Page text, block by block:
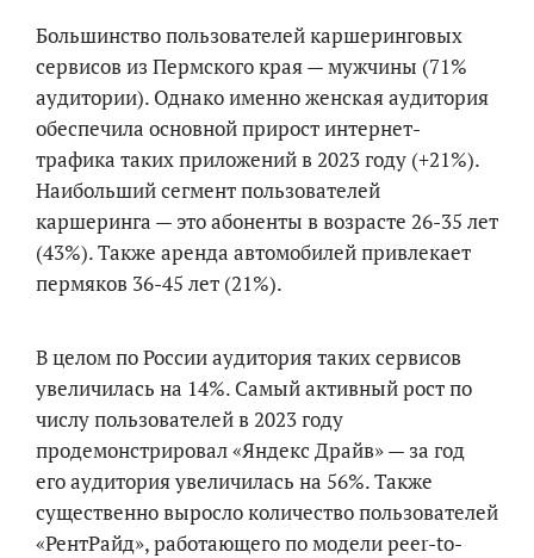
Большинство пользователей каршеринговых
сервисов из Пермского края — мужчины (71%
аудитории). Однако именно женская аудитория
обеспечила основной прирост интернет-
трафика таких приложений в 2023 году (+21%).
Наибольший сегмент пользователей
каршеринга — это абоненты в возрасте 26-35 лет
(43%). Также аренда автомобилей привлекает
пермяков 36-45 лет (21%).
В целом по России аудитория таких сервисов
увеличилась на 14%. Самый активный рост по
числу пользователей в 2023 году
продемонстрировал «Яндекс Драйв» — за год
его аудитория увеличилась на 56%. Также
существенно выросло количество пользователей
«РентРайд», работающего по модели peer-to-